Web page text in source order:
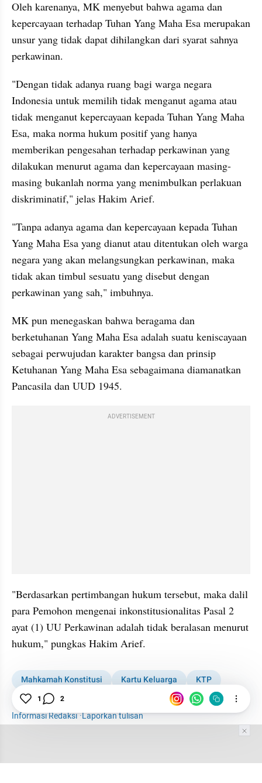
Oleh karenanya, MK menyebut bahwa agama dan
kepercayaan terhadap Tuhan Yang Maha Esa merupakan
unsur yang tidak dapat dihilangkan dari syarat sahnya
perkawinan.
"Dengan tidak adanya ruang bagi warga negara
Indonesia untuk memilih tidak menganut agama atau
tidak menganut kepercayaan kepada Tuhan Yang Maha
Esa, maka norma hukum positif yang hanya
memberikan pengesahan terhadap perkawinan yang
dilakukan menurut agama dan kepercayaan masing-
masing bukanlah norma yang menimbulkan perlakuan
diskriminatif," jelas Hakim Arief.
"Tanpa adanya agama dan kepercayaan kepada Tuhan
Yang Maha Esa yang dianut atau ditentukan oleh warga
negara yang akan melangsungkan perkawinan, maka
tidak akan timbul sesuatu yang disebut dengan
perkawinan yang sah," imbuhnya.
MK pun menegaskan bahwa beragama dan
berketuhanan Yang Maha Esa adalah suatu keniscayaan
sebagai perwujudan karakter bangsa dan prinsip
Ketuhanan Yang Maha Esa sebagaimana diamanatkan
Pancasila dan UUD 1945.
ADVERTISEMENT
"Berdasarkan pertimbangan hukum tersebut, maka dalil
para Pemohon mengenai inkonstitusionalitas Pasal 2
ayat (1) UU Perkawinan adalah tidak beralasan menurut
hukum," pungkas Hakim Arief.
Mahkamah Konstitusi Kartu Keluarga
KTP
Hukum
Informasi Redaksi·Laporkan tulisan
1 2